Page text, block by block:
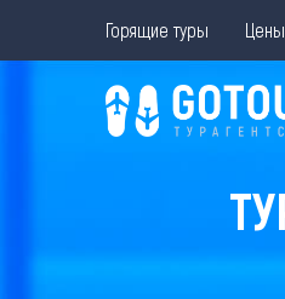
Горящие туры